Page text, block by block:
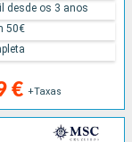
€ +Taxas
desde os 3 anos
50€